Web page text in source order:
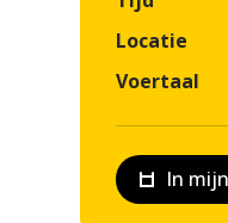
Locatie
Voertaal
In